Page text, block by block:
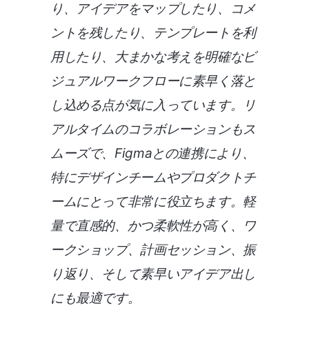
り、アイデアをマップしたり、コメ
ントを残したり、テンプレートを利
用したり、大まかな考えを明確なビ
ジュアルワークフローに素早く落と
し込める点が気に入っています。リ
アルタイムのコラボレーションもス
ムーズで、Figmaとの連携により、
特にデザインチームやプロダクトチ
ームにとって非常に役立ちます。軽
量で直感的、かつ柔軟性が高く、ワ
ークショップ、計画セッション、振
り返り、そして素早いアイデア出し
にも最適です。